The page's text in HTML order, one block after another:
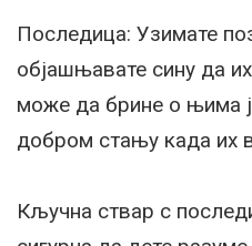
Последица: Узимате
објашњавате сину да
може да брине о њима
добром стању када их
Кључна ствар с